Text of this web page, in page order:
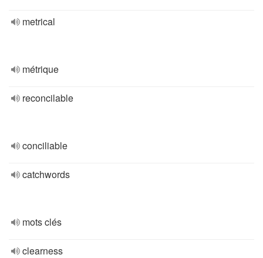
metrical
métrique
reconcilable
conciliable
catchwords
mots clés
clearness